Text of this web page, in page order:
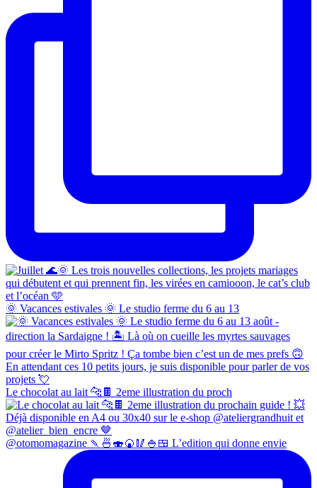
🌞 Vacances estivales 🌞 Le studio ferme du 6 au 13
Le chocolat au lait 🐆🍫 2eme illustration du proch
@otomomagazine 🍡🍜🍣🍘🥢🍚🍱 L’edition qui donne envie